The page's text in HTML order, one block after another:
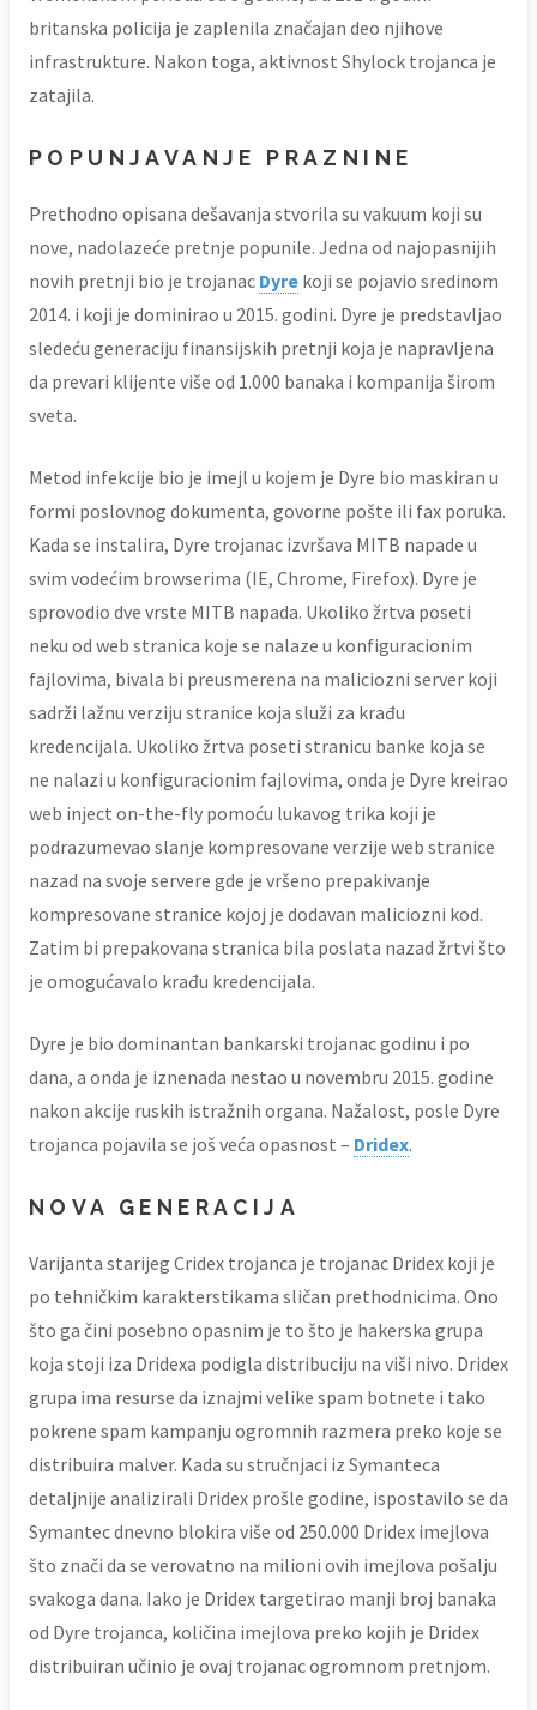
britanska policija je zaplenila značajan deo njihove
infrastrukture. Nakon toga, aktivnost Shylock trojanca je
zatajila.
POPUNJAVANJE PRAZNINE
Prethodno opisana dešavanja stvorila su vakuum koji su
nove, nadolazeće pretnje popunile. Jedna od najopasnijih
novih pretnji bio je trojanac Dyre koji se pojavio sredinom
2014. i koji je dominirao u 2015. godini. Dyre je predstavljao
sledeću generaciju finansijskih pretnji koja je napravljena
da prevari klijente više od 1.000 banaka i kompanija širom
sveta.
Metod infekcije bio je imejl u kojem je Dyre bio maskiran u
formi poslovnog dokumenta, govorne pošte ili fax poruka.
Kada se instalira, Dyre trojanac izvršava MITB napade u
svim vodećim browserima (IE, Chrome, Firefox). Dyre je
sprovodio dve vrste MITB napada. Ukoliko žrtva poseti
neku od web stranica koje se nalaze u konfiguracionim
fajlovima, bivala bi preusmerena na maliciozni server koji
sadrži lažnu verziju stranice koja služi za krađu
kredencijala. Ukoliko žrtva poseti stranicu banke koja se
ne nalazi u konfiguracionim fajlovima, onda je Dyre kreirao
web inject on-the-fly pomoću lukavog trika koji je
podrazumevao slanje kompresovane verzije web stranice
nazad na svoje servere gde je vršeno prepakivanje
kompresovane stranice kojoj je dodavan maliciozni kod.
Zatim bi prepakovana stranica bila poslata nazad žrtvi što
je omogućavalo krađu kredencijala.
Dyre je bio dominantan bankarski trojanac godinu i po
dana, a onda je iznenada nestao u novembru 2015. godine
nakon akcije ruskih istražnih organa. Nažalost, posle Dyre
trojanca pojavila se još veća opasnost – Dridex.
NOVA GENERACIJA
Varijanta starijeg Cridex trojanca je trojanac Dridex koji je
po tehničkim karakterstikama sličan prethodnicima. Ono
što ga čini posebno opasnim je to što je hakerska grupa
koja stoji iza Dridexa podigla distribuciju na viši nivo. Dridex
grupa ima resurse da iznajmi velike spam botnete i tako
pokrene spam kampanju ogromnih razmera preko koje se
distribuira malver. Kada su stručnjaci iz Symanteca
detaljnije analizirali Dridex prošle godine, ispostavilo se da
Symantec dnevno blokira više od 250.000 Dridex imejlova
što znači da se verovatno na milioni ovih imejlova pošalju
svakoga dana. Iako je Dridex targetirao manji broj banaka
od Dyre trojanca, količina imejlova preko kojih je Dridex
distribuiran učinio je ovaj trojanac ogromnom pretnjom.